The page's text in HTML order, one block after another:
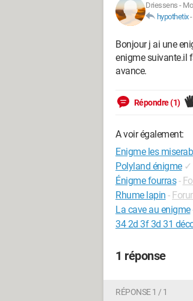
Driessens -
hypothetix-
Bonjour j ai une
enigme suivante.il
avance.
Répondre (1)
A voir également:
Enigme les
Polyland énigme ✓
Énigme fourras -
Rhume lapin -
La cave au enigme
34 2d 3f 3d 31
1 réponse
RÉPONSE 1 / 1